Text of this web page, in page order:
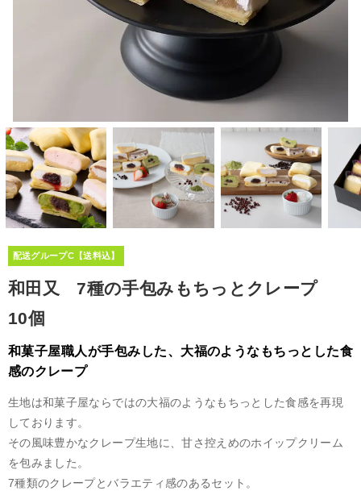
配送グループC【送料込】
和田又 7種の手包みもちっとクレープ
10個
和菓子屋職人が手包みした、大福のようなもちっとした食
感のクレープ
生地は和菓子屋ならではの大福のようなもちっとした食感を再現
しております。
その風味豊かなクレープ生地に、甘さ控えめのホイップクリーム
を包みました。
7種類のクレープとバラエティ感のあるセット。